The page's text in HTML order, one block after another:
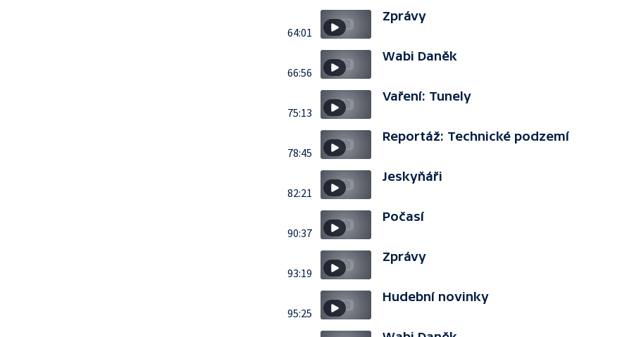
64:01
Zprávy
66:56
Wabi Daněk
75:13
Vaření: Tunely
78:45
Reportáž: Technické podzemí
82:21
Jeskyňáři
90:37
Počasí
93:19
Zprávy
95:25
Hudební novinky